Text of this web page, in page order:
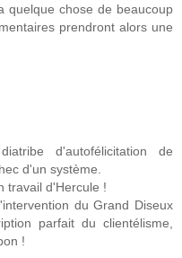
quelque chose de beaucoup
prendront alors une
d'autofélicitation de
d'un système.
travail d'Hercule !
du Grand Diseux
parfait du clientélisme,
!